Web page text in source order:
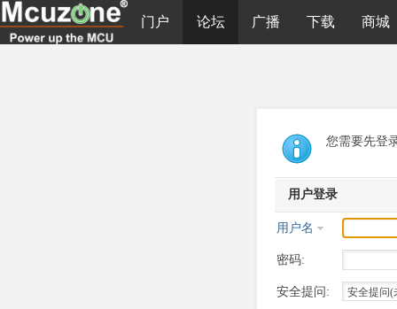
门户 论坛 广播 下载 商城
您需要先登
用户登录
用户名
密码:
安全提问: